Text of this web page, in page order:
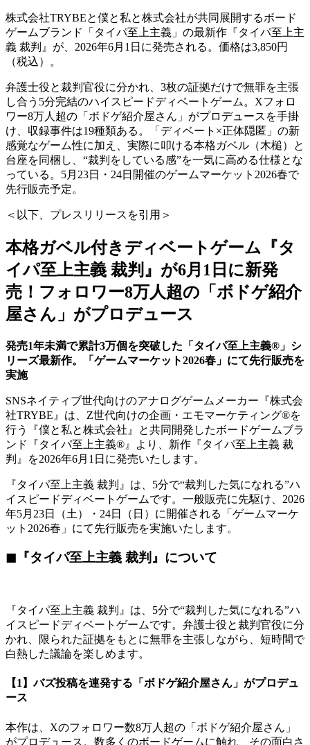
株式会社TRYBEと僕と私と株式会社が共同展開するボード
ゲームブランド「タイパ至上主義」の最新作『タイパ至上主
義 裁判』が、2026年6月1日に発売される。価格は3,850円
（税込）。
弁護士役と裁判官役に分かれ、3枚の証拠だけで無罪を主張
し合う5分完結のハイスピードディベートゲーム。Xフォロ
ワー8万人超の「ボドゲ紹介屋さん」がプロデュースを手掛
け、収録事件は19種類ある。「ディベート×正体隠匿」の新
感覚なゲーム性に加え、実際に叩ける本格ガベル（木槌）と
台座を同梱し、“裁判をしている感”を一気に高める仕様とな
っている。5月23日・24日開催のゲームマーケット2026春で
先行販売予定。
＜以下、プレスリリースを引用＞
本格ガベル付きディベートゲーム『タ
イパ至上主義 裁判』が6月1日に新発
売！フォロワー8万人超の「ボドゲ紹介
屋さん」がプロデュース
発売1年未満で累計3万個を突破した「タイパ至上主義®」シ
リーズ最新作。「ゲームマーケット2026春」にて先行販売を
実施
SNSネイティブ世代向けのアナログゲームメーカー『株式会
社TRYBE』は、Z世代向けの企画・エモマーケティング®を
行う『僕と私と株式会社』と共同開発したボードゲームブラ
ンド『タイパ至上主義®』より、新作『タイパ至上主義 裁
判』を2026年6月1日に発売いたします。
『タイパ至上主義 裁判』は、5分で“裁判した気になれる”ハ
イスピードディベートゲームです。一般販売に先駆け、2026
年5月23日（土）・24日（日）に開催される「ゲームマーケ
ット2026春」にて先行販売を実施いたします。
◼︎『タイパ至上主義 裁判』について
『タイパ至上主義 裁判』は、5分で“裁判した気になれる”ハ
イスピードディベートゲームです。弁護士役と裁判官役に分
かれ、限られた証拠をもとに無罪を主張しながら、短時間で
白熱した議論を楽しめます。
【1】バズ投稿を連発する「ボドゲ紹介屋さん」がプロデュ
ース
本作は、Xのフォロワー数8万人超の「ボドゲ紹介屋さん」
がプロデュース。数多くのボードゲームに触れ、その面白さ